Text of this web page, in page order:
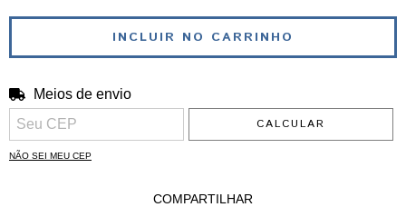
Entregas para o CEP:
Meios de envio
CALCULAR
NÃO SEI MEU CEP
COMPARTILHAR